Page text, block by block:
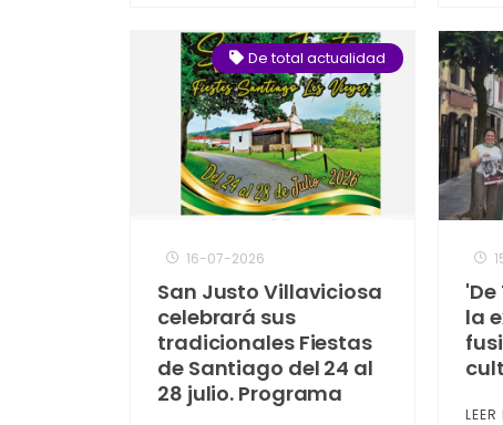
De total actualidad
16-07-2026
San Justo Villaviciosa
celebrará sus
tradicionales Fiestas
de Santiago del 24 al
28 julio. Programa
la